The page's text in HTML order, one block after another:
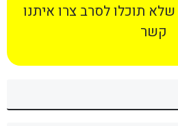
תוכלו לסרב צרו איתנו
קשר